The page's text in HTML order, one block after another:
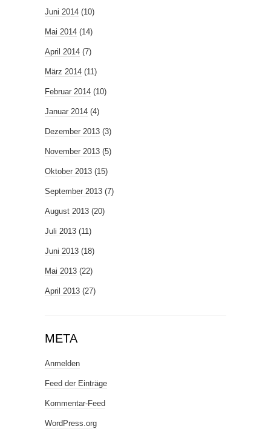
Juni 2014 (10)
Mai 2014 (14)
April 2014 (7)
März 2014 (11)
Februar 2014 (10)
Januar 2014 (4)
Dezember 2013 (3)
November 2013 (5)
Oktober 2013 (15)
September 2013 (7)
August 2013 (20)
Juli 2013 (11)
Juni 2013 (18)
Mai 2013 (22)
April 2013 (27)
META
Anmelden
Feed der Einträge
Kommentar-Feed
WordPress.org